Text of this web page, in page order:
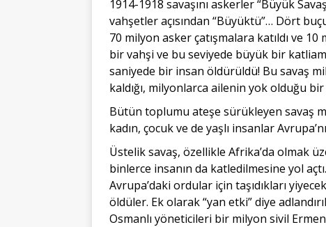
1914-1918 savaşını askerler “Büyük
vahşetler açısından “Büyüktü”… Dört
70 milyon asker çatışmalara katıldı ve
bir vahşi ve bu seviyede büyük bir
saniyede bir insan öldürüldü! Bu savaş
kaldığı, milyonlarca ailenin yok olduğu bir
Bütün toplumu ateşe sürükleyen savaş
kadın, çocuk ve de yaşlı insanlar
Üstelik savaş, özellikle Afrika’da olmak
binlerce insanın da katledilmesine yol
Avrupa’daki ordular için taşıdıkları
öldüler. Ek olarak “yan etki” diye
Osmanlı yöneticileri bir milyon sivil